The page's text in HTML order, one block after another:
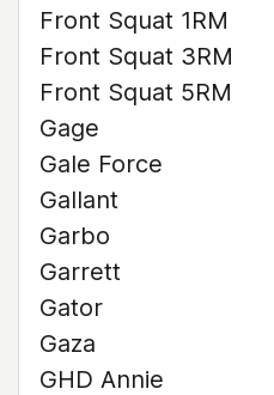
Front Squat 1RM
Front Squat 3RM
Front Squat 5RM
Gage
Gale Force
Gallant
Garbo
Garrett
Gator
Gaza
GHD Annie